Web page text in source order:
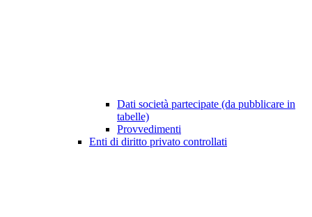
Dati società partecipate (da pubblicare in
tabelle)
Provvedimenti
Enti di diritto privato controllati